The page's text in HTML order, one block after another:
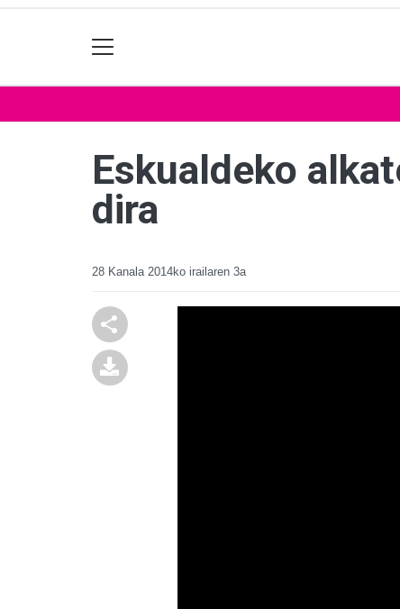
Eskualdeko
dira
28 Kanala 2014ko irailaren 3a